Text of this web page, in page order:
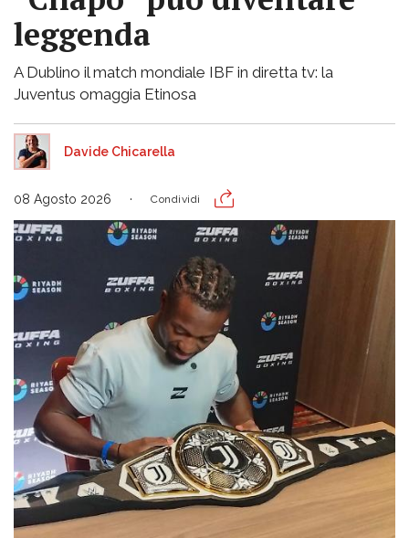
leggenda
A Dublino il match mondiale IBF in diretta tv: la
Juventus omaggia Etinosa
Davide Chicarella
08 Agosto 2026 Condividi